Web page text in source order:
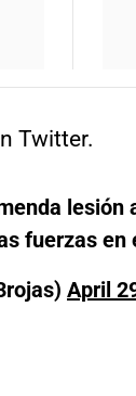
Twitter.
lesión
fuerzas
April